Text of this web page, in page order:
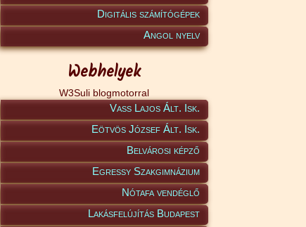
Digitális számítógépek
Angol nyelv
Webhelyek
W3Suli blogmotorral
Vass Lajos Ált. Isk.
Eötvös József Ált. Isk.
Belvárosi képző
Egressy Szakgimnázium
Nótafa vendéglő
Lakásfelújítás Budapest